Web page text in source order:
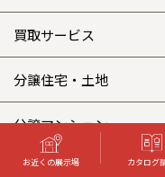
お近くの展示場 カタログ
クレステージ
施工事例
平屋の家
外観・インテリア集
リフォームメニュー
選ばれる理由
リフォームの流れ
介護保険利用で快適リ
資産活用 トップ
賃貸併用住宅のメリット
安心のサポートシステム
商品紹介
買取サービス
分譲住宅・土地
分譲マンション
分譲マンション トップ
トランクルーム